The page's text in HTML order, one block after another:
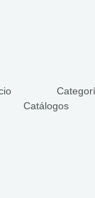
Catálogos